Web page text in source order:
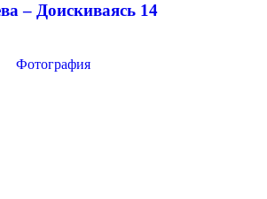
– Доискиваясь 14
Фотография